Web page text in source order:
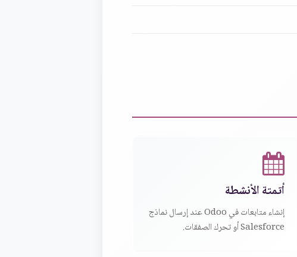
أتمتة الأنشطة
إنشاء متابعات في Odoo عند إرسال نماذج
Salesforce أو تحرك الصفقات.